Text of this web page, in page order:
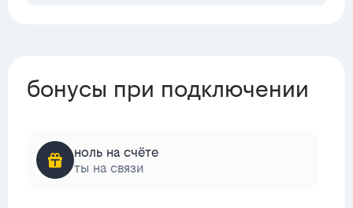
бонусы при подключении
ноль на счёте
ты на связи